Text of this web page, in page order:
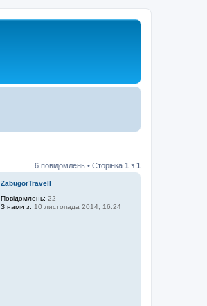
6 повідомлень • Сторінка 1 з 1
ZabugorTravell
Повідомлень: 22
З нами з: 10 листопада 2014, 16:24